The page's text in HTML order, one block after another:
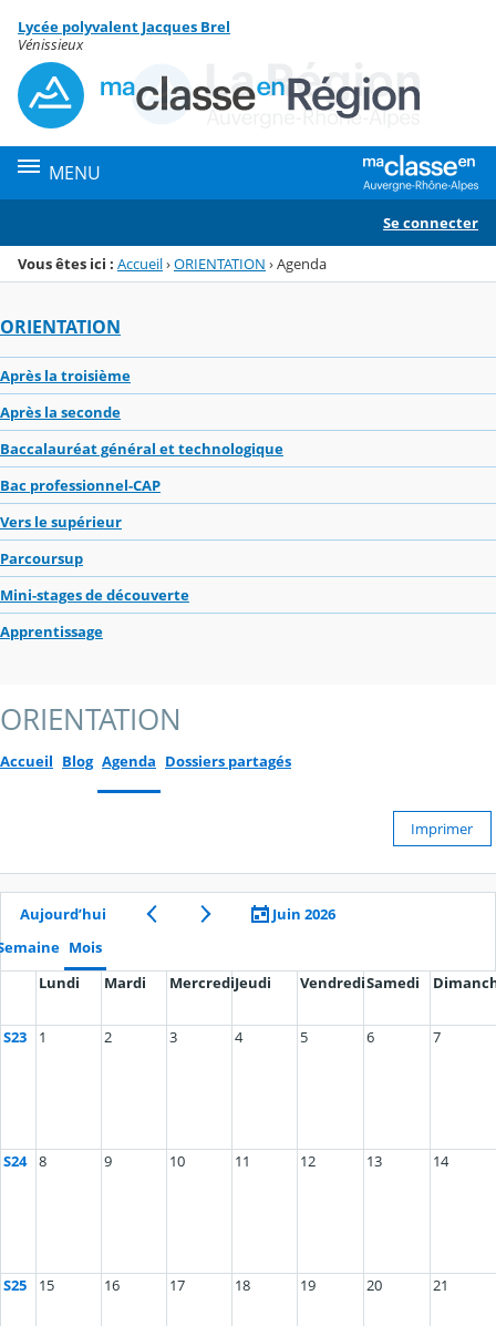
Menu de la rubrique
Contenu
Lycée polyvalent Jacques Brel
Vénissieux
MENU
Se connecter
Vous êtes ici : Accueil›ORIENTATION ›Agenda
ORIENTATION
Après la troisième
Après la seconde
Baccalauréat général et technologique
Bac professionnel-CAP
Vers le supérieur
Parcoursup
Mini-stages de découverte
Apprentissage
ORIENTATION
Accueil Blog Agenda Dossiers partagés
Imprimer
Aujourd’hui
Juin 2026
Mois
Lundi
Mardi MercrediJeudi VendrediSamedi
S23 1 2 3 4 5 6 7
S24 8 9 10 11 12 13 14
S25 15 16 17 18 19 20 21